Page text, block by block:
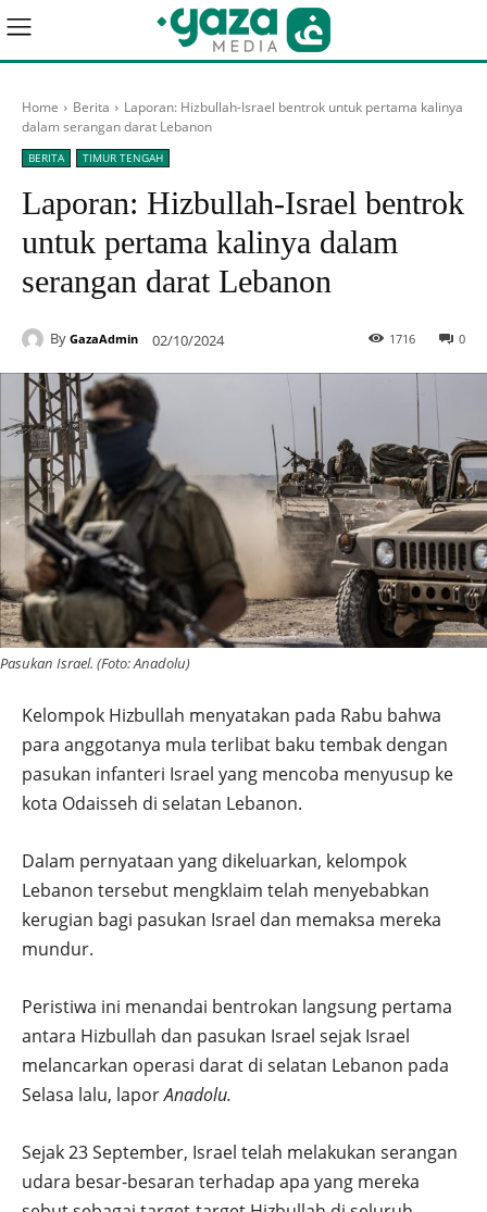
Home Berita
Laporan: Hizbullah-Israel bentrok untuk pertama kalinya
dalam serangan darat Lebanon
BERITA TIMUR TENGAH
Laporan: Hizbullah-Israel bentrok
untuk pertama kalinya dalam
serangan darat Lebanon
By GazaAdmin 02/10/2024 0
1716
Pasukan Israel. (Foto: Anadolu)
Kelompok Hizbullah menyatakan pada Rabu bahwa
para anggotanya mula terlibat baku tembak dengan
pasukan infanteri Israel yang mencoba menyusup ke
kota Odaisseh di selatan Lebanon.
Dalam pernyataan yang dikeluarkan, kelompok
Lebanon tersebut mengklaim telah menyebabkan
kerugian bagi pasukan Israel dan memaksa mereka
mundur.
Peristiwa ini menandai bentrokan langsung pertama
antara Hizbullah dan pasukan Israel sejak Israel
melancarkan operasi darat di selatan Lebanon pada
Selasa lalu, laporAnadolu.
Sejak 23 September, Israel telah melakukan serangan
udara besar-besaran terhadap apa yang mereka